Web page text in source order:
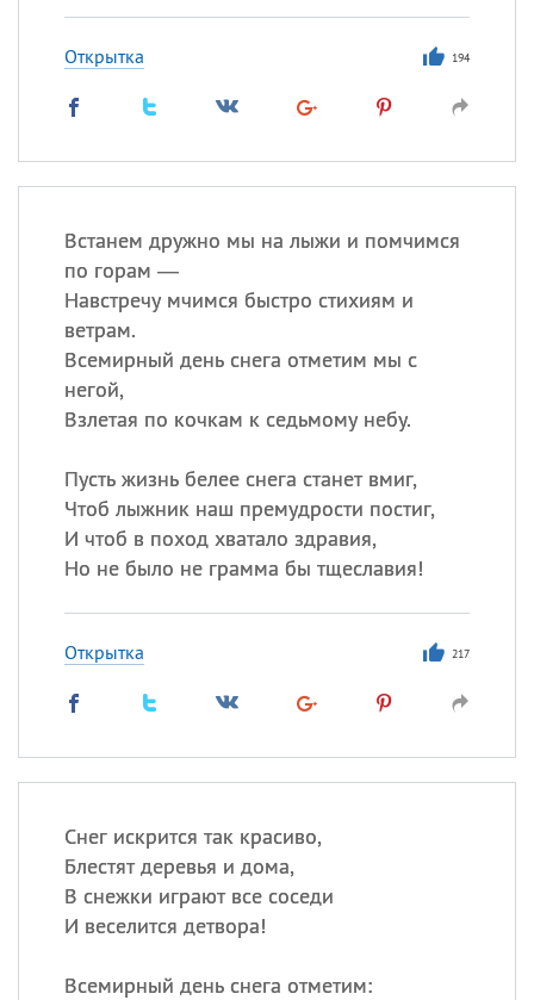
Открытка 194
Встанем дружно мы на лыжи и помчимся
по горам —
Навстречу мчимся быстро стихиям и
ветрам.
Всемирный день снега отметим мы с
негой,
Взлетая по кочкам к седьмому небу.
Пусть жизнь белее снега станет вмиг,
Чтоб лыжник наш премудрости постиг,
И чтоб в поход хватало здравия,
Но не было не грамма бы тщеславия!
Открытка 217
Снег искрится так красиво,
Блестят деревья и дома,
В снежки играют все соседи
И веселится детвора!
Всемирный день снега отметим: